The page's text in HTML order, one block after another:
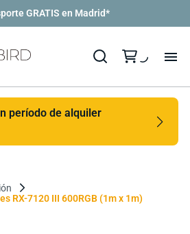
GRATIS en Madrid*
RX-7120 III 600RGB (1m x 1m)